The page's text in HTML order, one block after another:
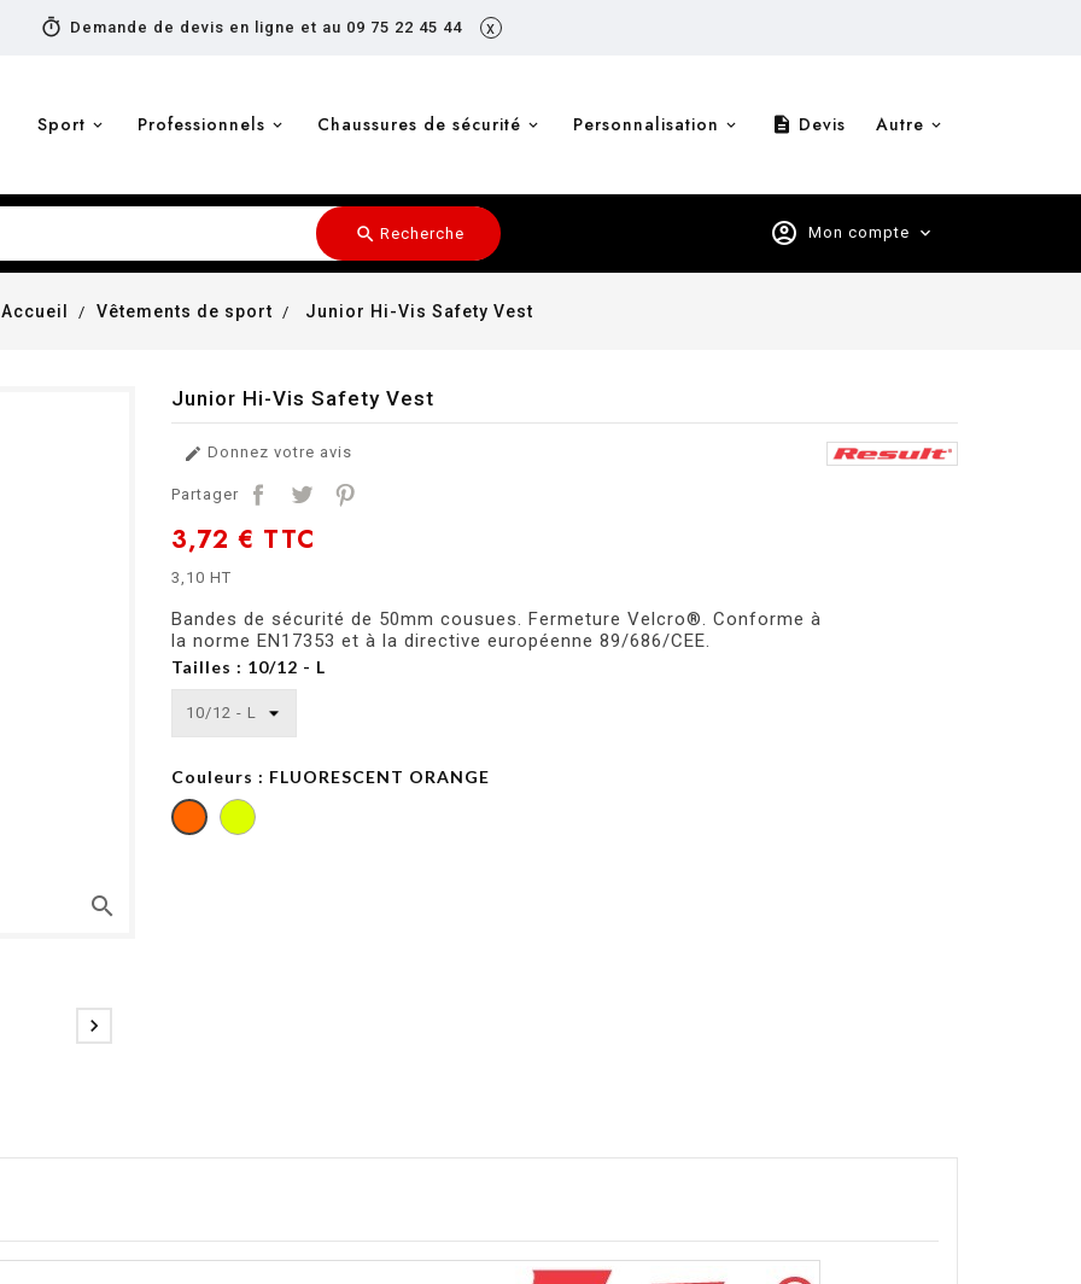
timer Demande de devis en ligne et au 09 75 22 45 44 x
Sport Professionnels Chaussures de sécurité Personnalisation description Devis Autre
account_circle Mon compte expand_more
search Recherche
Accueil Vêtements de sport Junior Hi-Vis Safety Vest
search

Junior Hi-Vis Safety Vest
 Donnez votre avis
Partager
3,72 € TTC
3,10 HT
Bandes de sécurité de 50mm cousues. Fermeture Velcro®. Conforme à
la norme EN17353 et à la directive européenne 89/686/CEE.
Tailles : 10/12 - L
Couleurs : FLUORESCENT ORANGE